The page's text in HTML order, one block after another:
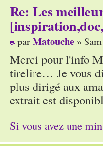
Re: Les
parMatouche »
Merci pour l'info
tirelire… Je vous
plus dirigé aux
extrait est
Si vous avez une